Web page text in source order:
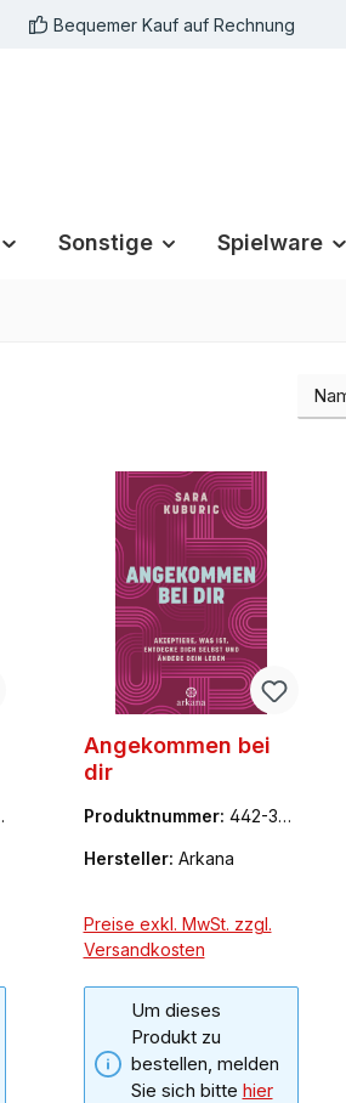
Bequemer Kauf auf Rechnung
Sonstige Spielware
Angekommen bei
dir
Produktnummer: 442-343
Hersteller: Arkana
Preise exkl. MwSt. zzgl.
Versandkosten
Um dieses
Produkt zu
bestellen, melden
Sie sich bitte hier